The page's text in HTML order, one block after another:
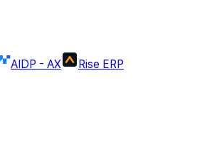
AIDP - AX Rise ERP